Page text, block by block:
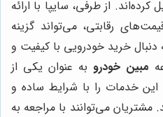
از طرفی، سایپا با ارائه
رقابتی، می‌تواند گزینه
خرید خودرویی با کیفیت و
مبین خودرو به عنوان یکی از
این خدمات را با شرایط ساده و
می‌توانند با مراجعه به